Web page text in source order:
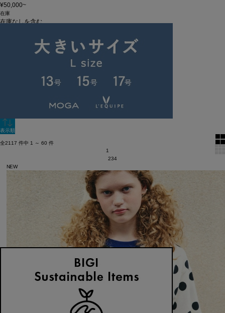
¥50,000~
在庫
在庫なしを含む
表示順
全2117 件中 1 ～ 60 件
1
234
NEW